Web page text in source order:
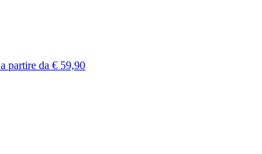
a partire da € 59,90